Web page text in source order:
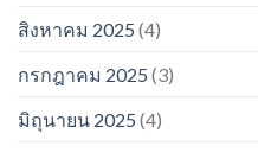
สิงหาคม 2025 (4)
กรกฎาคม 2025 (3)
มิถุนายน 2025 (4)